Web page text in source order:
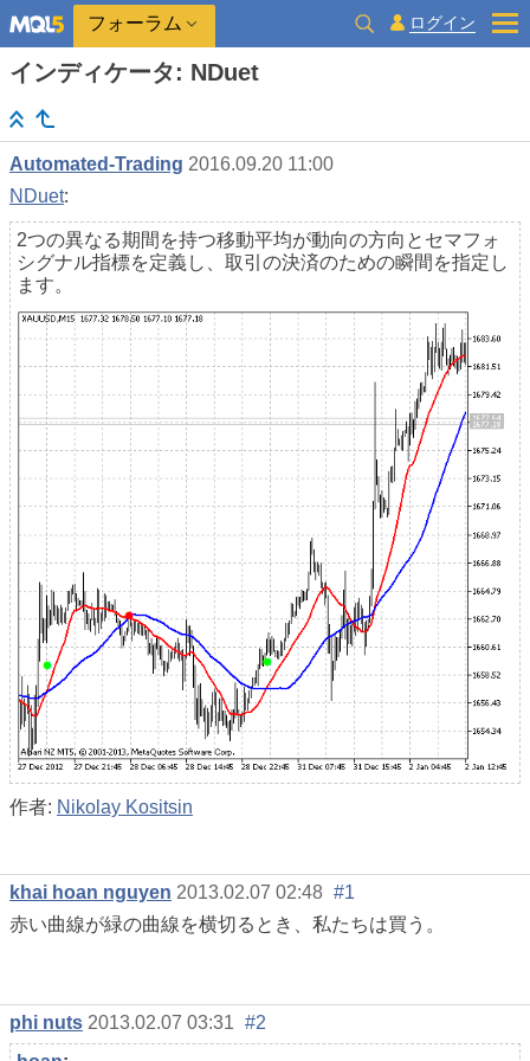
フォーラム ログイン
インディケータ: NDuet
Automated-Trading 2016.09.20 11:00
NDuet:
2つの異なる期間を持つ移動平均が動向の方向とセマフォ
シグナル指標を定義し、取引の決済のための瞬間を指定し
ます。
作者: Nikolay Kositsin
khai hoan nguyen 2013.02.07 02:48 #1
赤い曲線が緑の曲線を横切るとき、私たちは買う。
phi nuts 2013.02.07 03:31 #2